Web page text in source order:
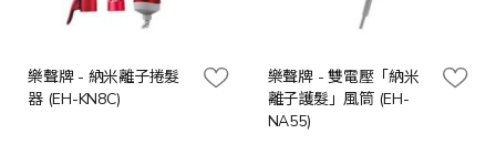
樂聲牌 - 納米離子捲髮
器 (EH-KN8C)
樂聲牌 - 雙電壓「納米
離子護髮」風筒 (EH-
NA55)